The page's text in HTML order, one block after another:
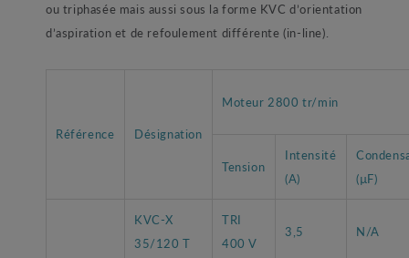
ou triphasée mais aussi sous la forme KVC d’orientation
d’aspiration et de refoulement différente (in-line).
Référence Désignation
Moteur 2800 tr/min
Tension
Intensité
(A)
(µF)
KVC-X
35/120 T
TRI
400 V
3,5 N/A